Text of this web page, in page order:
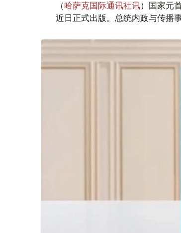
（哈萨克国际通讯社讯）国家元
近日正式出版。总统内政与传播